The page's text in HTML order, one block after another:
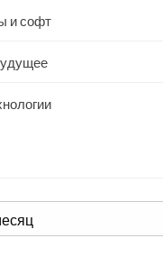
и софт